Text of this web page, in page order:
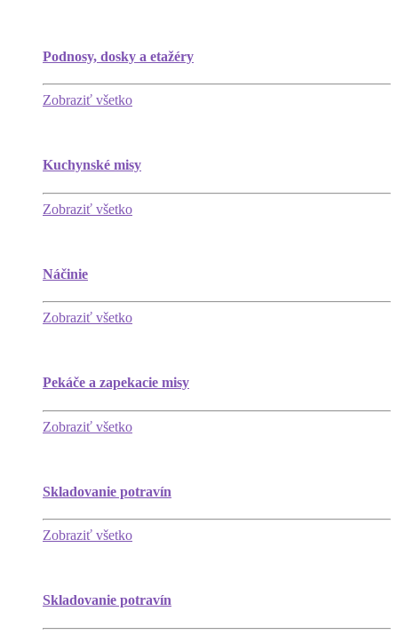
Podnosy, dosky a etažéry
Zobraziť všetko
Kuchynské misy
Zobraziť všetko
Náčinie
Zobraziť všetko
Pekáče a zapekacie misy
Zobraziť všetko
Skladovanie potravín
Zobraziť všetko
Skladovanie potravín